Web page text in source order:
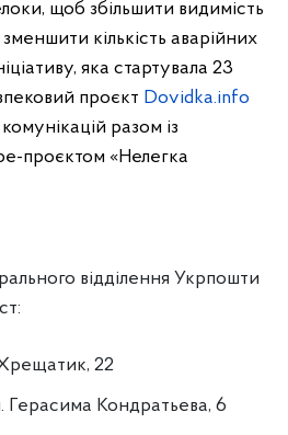
щоб збільшити видимість
зменшити кількість аварійних
яка стартувала 23
проєкт Dovidka.info
разом із
проєктом «Нелегка
відділення Укрпошти
Хрещатик, 22
Герасима Кондратьева, 6